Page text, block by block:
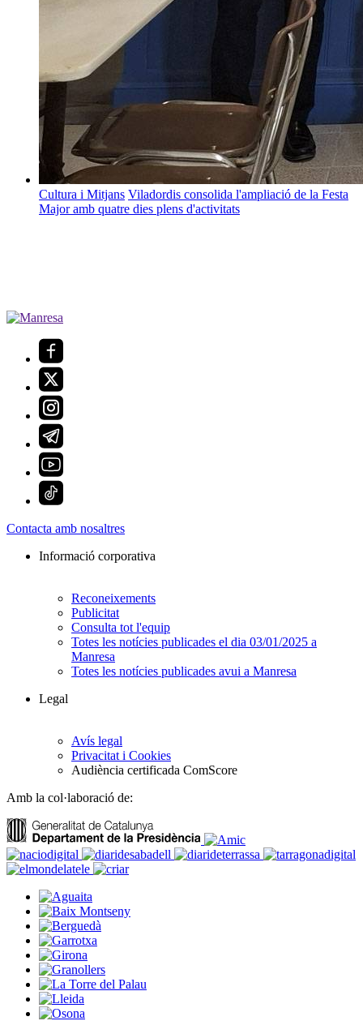
Cultura i Mitjans Viladordis consolida l'ampliació de la Festa
Major amb quatre dies plens d'activitats
Contacta amb nosaltres
Informació corporativa
Reconeixements
Publicitat
Consulta tot l'equip
Totes les notícies publicades el dia 03/01/2025 a
Manresa
Totes les notícies publicades avui a Manresa
Legal
Avís legal
Privacitat i Cookies
Audiència certificada ComScore
Amb la col·laboració de: